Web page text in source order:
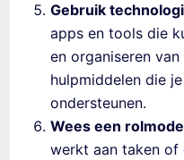
Gebruik
apps en tools die
en organiseren
hulpmiddelen die
ondersteunen.
Wees een
werkt aan taken of